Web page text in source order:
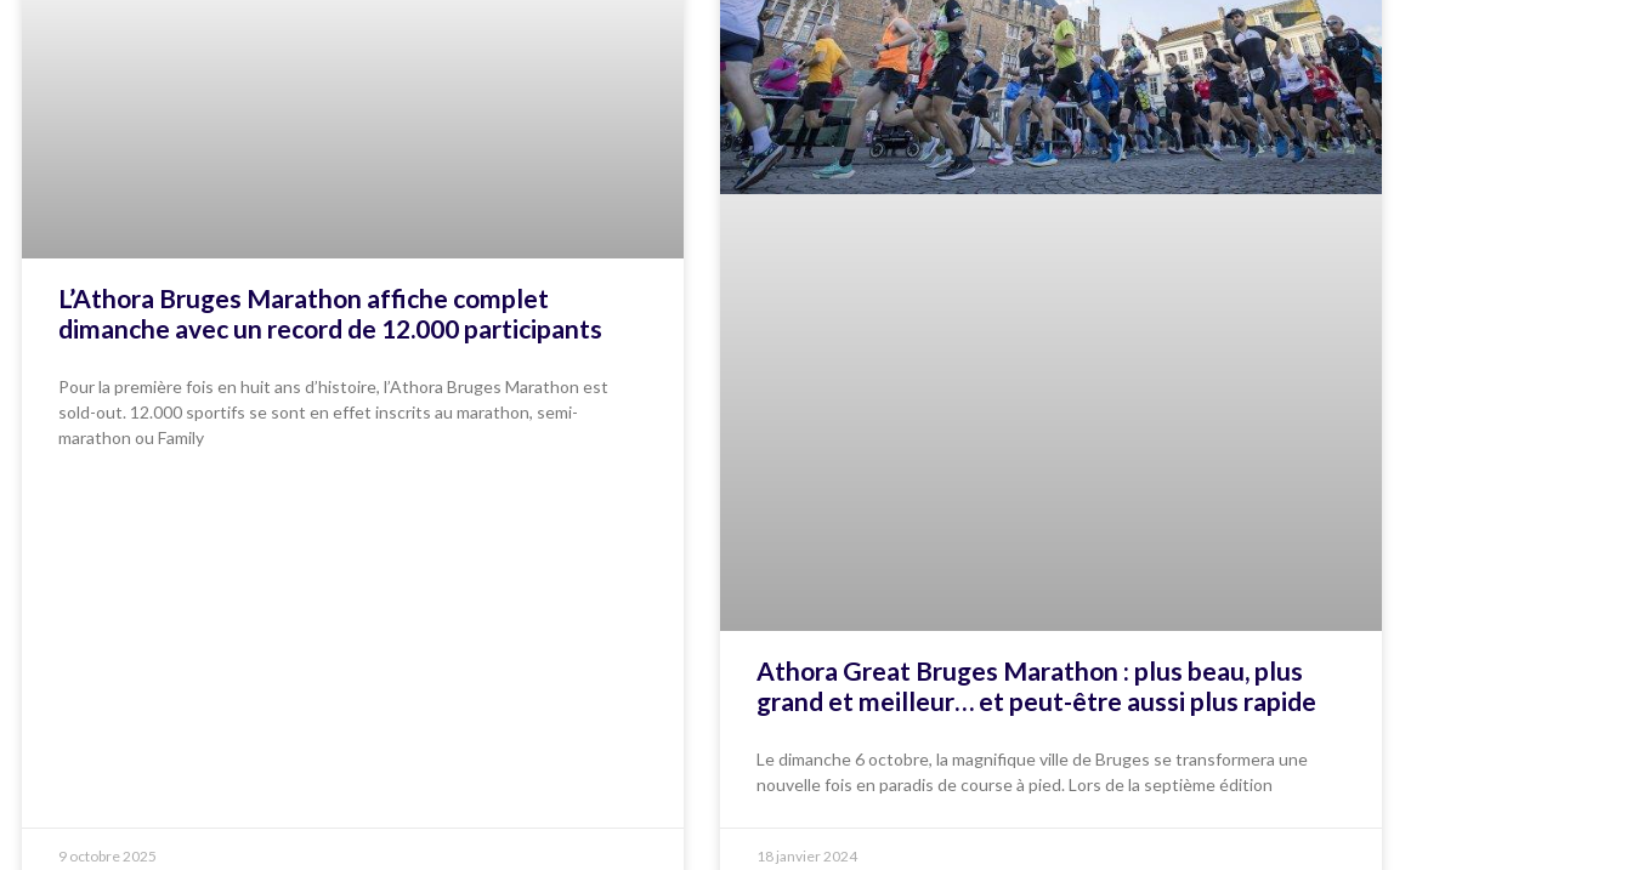
L’Athora Bruges Marathon affiche complet
dimanche avec un record de 12.000 participants
Pour la première fois en huit ans d’histoire, l’Athora Bruges Marathon est
sold-out. 12.000 sportifs se sont en effet inscrits au marathon, semi-
marathon ou Family
9 octobre 2025
Athora Great Bruges Marathon : plus beau, plus
grand et meilleur… et peut-être aussi plus rapide
Le dimanche 6 octobre, la magnifique ville de Bruges se transformera une
nouvelle fois en paradis de course à pied. Lors de la septième édition
18 janvier 2024